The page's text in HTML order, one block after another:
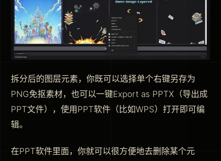
拆分后的图层元素，你既可以选择单个右键另存为
PNG免抠素材，也可以一键Export as PPTX（导出成
PPT文件），使用PPT软件（比如WPS）打开即可编
辑。
在PPT软件里面，你就可以很方便地去删除某个元